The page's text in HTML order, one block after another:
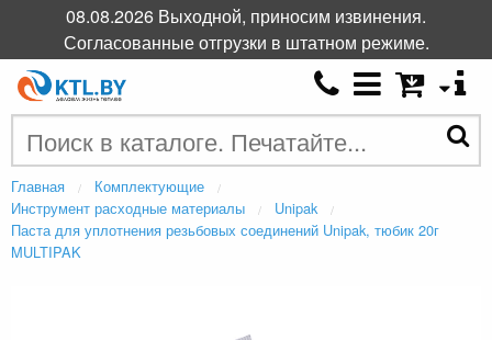
Главная
Комплектующие
Инструмент расходные материалы
Unipak
Паста для уплотнения резьбовых соединений Unipak, тюбик 20г
MULTIPAK
08.08.2026 Выходной, приносим извинения.
Согласованные отгрузки в штатном режиме.